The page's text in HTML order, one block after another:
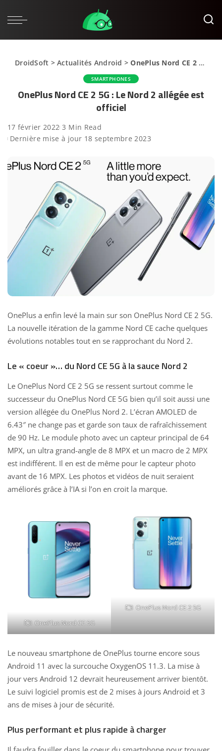
DroidSoft >Actualités Android >OnePlus Nord CE 2 5G : Le Nord 2 allégée est officiel
SMARTPHONES
OnePlus Nord CE 2 5G : Le Nord 2 allégée est
officiel
17 février 2022 3 Min Read
Dernière mise à jour 18 septembre 2023
OnePlus a enfin levé la main sur son OnePlus Nord CE 2 5G.
La nouvelle itération de la gamme Nord CE cache quelques
évolutions notables tout en se rapprochant du Nord 2.
Le « coeur »… du Nord CE 5G à la sauce Nord 2
Le OnePlus Nord CE 2 5G se ressent surtout comme le
successeur du OnePlus Nord CE 5G bien qu’il soit aussi une
version allégée du OnePlus Nord 2. L’écran AMOLED de
6.43″ ne change pas et garde son taux de rafraîchissement
de 90 Hz. Le module photo avec un capteur principal de 64
MPX, un ultra grand-angle de 8 MPX et un macro de 2 MPX
est indifférent. Il en est de même pour le capteur photo
avant de 16 MPX. Les photos et vidéos de nuit seraient
améliorés grâce à l’IA si l’on en croit la marque.
OnePlus Nord CE 5G
OnePlus Nord CE 2 5G
Le nouveau smartphone de OnePlus tourne encore sous
Android 11 avec la surcouche OxygenOS 11.3. La mise à
jour vers Android 12 devrait heureusement arriver bientôt.
Le suivi logiciel promis est de 2 mises à jours Android et 3
ans de mises à jour de sécurité.
Plus performant et plus rapide à charger